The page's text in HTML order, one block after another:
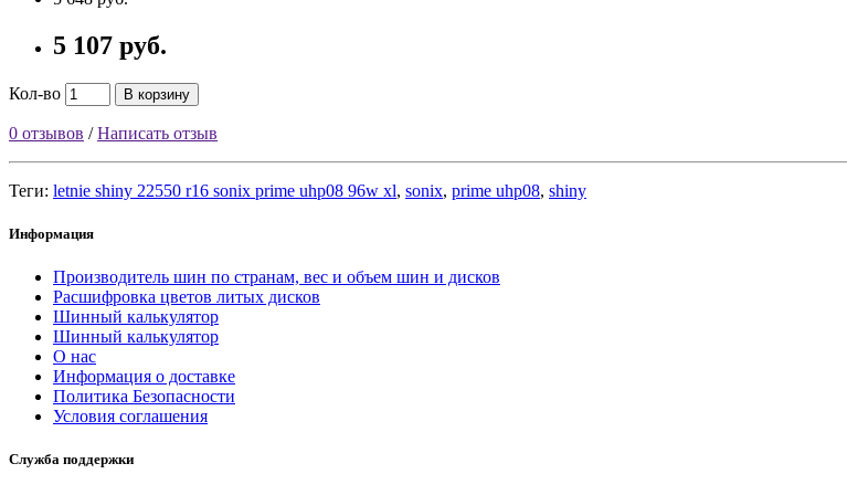
5 107 руб.
Кол-во В корзину
0 отзывов /Написать отзыв
Теги: letnie shiny 22550 r16 sonix prime uhp08 96w xl, sonix, prime uhp08, shiny
Информация
Производитель шин по странам, вес и объем шин и дисков
Расшифровка цветов литых дисков
Шинный калькулятор
Шинный калькулятор
О нас
Информация о доставке
Политика Безопасности
Условия соглашения
Служба поддержки